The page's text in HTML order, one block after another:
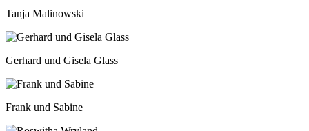
Tanja Malinowski
Gerhard und Gisela Glass
Frank und Sabine